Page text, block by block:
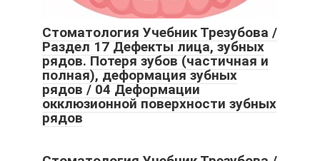
Стоматология Учебник Трезубова /
Раздел 17 Дефекты лица, зубных
рядов. Потеря зубов (частичная и
полная), деформация зубных
рядов / 04 Деформации
окклюзионной поверхности зубных
рядов